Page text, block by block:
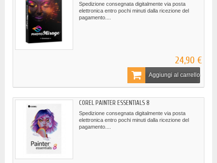
Spedizione consegnata digitalmente via posta
elettronica entro pochi minuti dalla ricezione del
pagamento....
24,90 €
Aggiungi al carrello
COREL PAINTER ESSENTIALS 8
Spedizione consegnata digitalmente via posta
elettronica entro pochi minuti dalla ricezione del
pagamento....